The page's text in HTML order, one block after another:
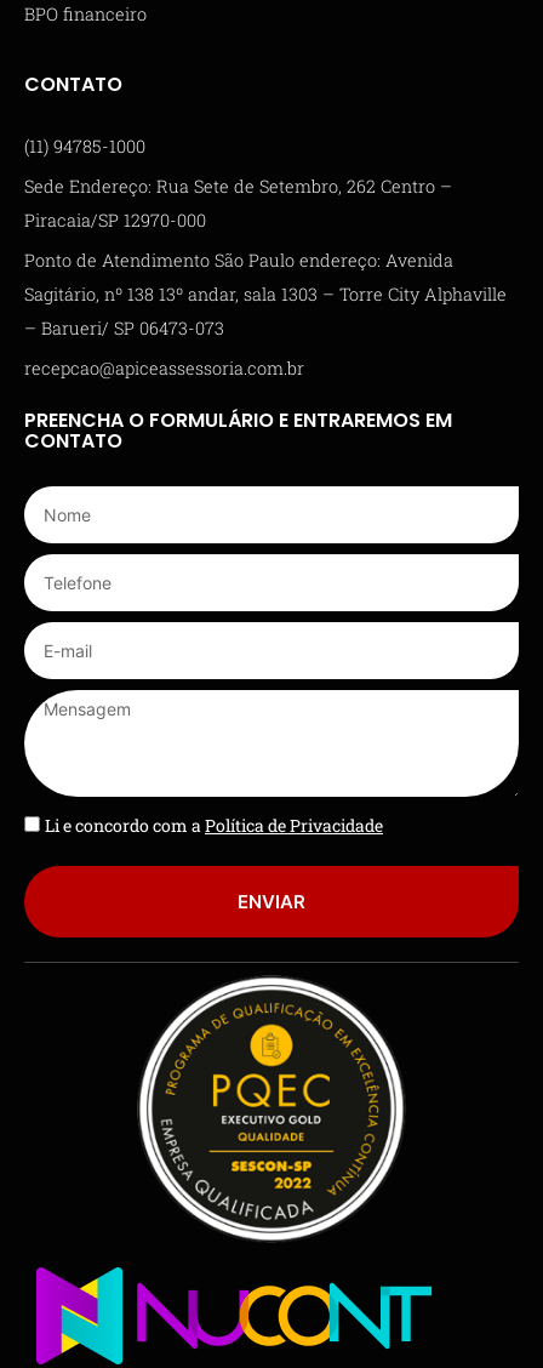
BPO financeiro
CONTATO
(11) 94785-1000
Sede Endereço: Rua Sete de Setembro, 262 Centro –
Piracaia/SP 12970-000
Ponto de Atendimento São Paulo endereço: Avenida
Sagitário, nº 138 13º andar, sala 1303 – Torre City Alphaville
– Barueri/ SP 06473-073
recepcao@apiceassessoria.com.br
PREENCHA O FORMULÁRIO E ENTRAREMOS EM
CONTATO
Li e concordo com aPolítica de Privacidade
ENVIAR